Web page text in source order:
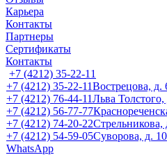
Карьера
Контакты
Партнеры
Сертификаты
Контакты
+7 (4212) 35-22-11
+7 (4212) 35-22-11Вострецова, д.
+7 (4212) 76-44-11Льва Толстого,
+7 (4212) 56-77-77
+7 (4212) 74-20-22Стрельникова,
+7 (4212) 54-59-05Суворова, д. 10
WhatsApp